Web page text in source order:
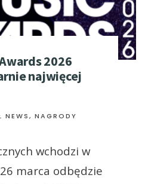
2026
najwięcej
NEWS, NAGRODY
wchodzi w
marca odbędzie